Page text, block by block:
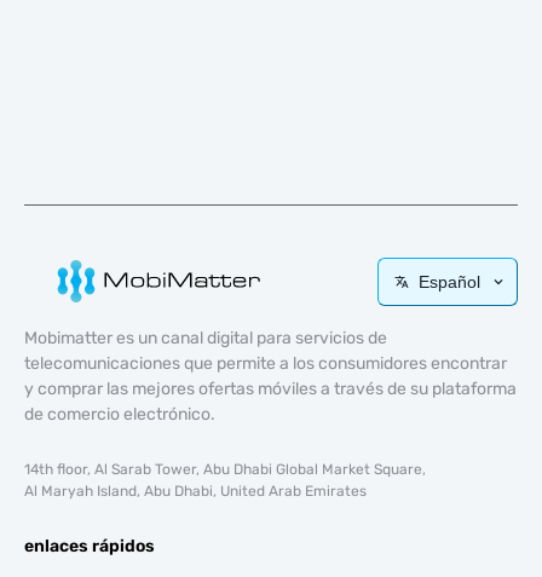
Español
Mobimatter es un canal digital para servicios de
telecomunicaciones que permite a los consumidores encontrar
y comprar las mejores ofertas móviles a través de su plataforma
de comercio electrónico.
14th floor, Al Sarab Tower, Abu Dhabi Global Market Square,
Al Maryah Island, Abu Dhabi, United Arab Emirates
enlaces rápidos